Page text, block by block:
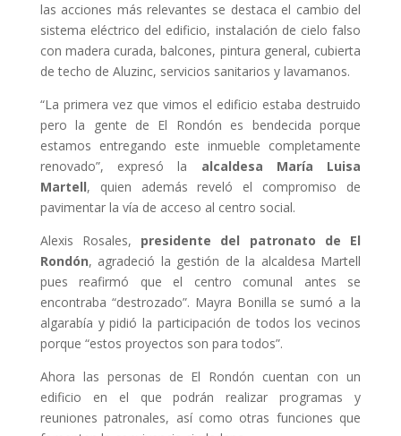
las acciones más relevantes se destaca el cambio del
sistema eléctrico del edificio, instalación de cielo falso
con madera curada, balcones, pintura general, cubierta
de techo de Aluzinc, servicios sanitarios y lavamanos.
“La primera vez que vimos el edificio estaba destruido
pero la gente de El Rondón es bendecida porque
estamos entregando este inmueble completamente
renovado”, expresó la alcaldesa María Luisa
Martell, quien además reveló el compromiso de
pavimentar la vía de acceso al centro social.
Alexis Rosales, presidente del patronato de El
Rondón, agradeció la gestión de la alcaldesa Martell
pues reafirmó que el centro comunal antes se
encontraba “destrozado”. Mayra Bonilla se sumó a la
algarabía y pidió la participación de todos los vecinos
porque “estos proyectos son para todos”.
Ahora las personas de El Rondón cuentan con un
edificio en el que podrán realizar programas y
reuniones patronales, así como otras funciones que